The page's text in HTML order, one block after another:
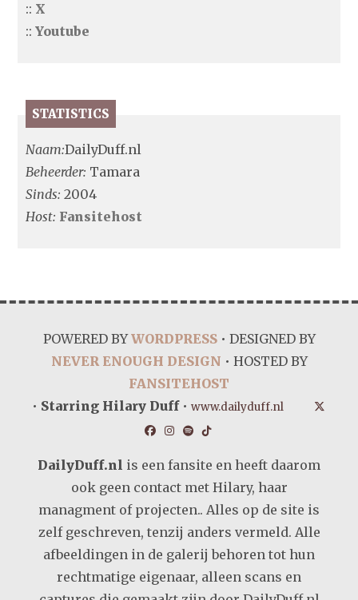
:: X
::Youtube
STATISTICS
Naam:DailyDuff.nl
Beheerder: Tamara
Sinds: 2004
Host: Fansitehost
POWERED BYWORDPRESS• DESIGNED BY
NEVER ENOUGH DESIGN • HOSTED BY
FANSITEHOST
• Starring Hilary Duff• www.dailyduff.nl
DailyDuff.nl is een fansite en heeft daarom
ook geen contact met Hilary, haar
managment of projecten.. Alles op de site is
zelf geschreven, tenzij anders vermeld. Alle
afbeeldingen in de galerij behoren tot hun
rechtmatige eigenaar, alleen scans en